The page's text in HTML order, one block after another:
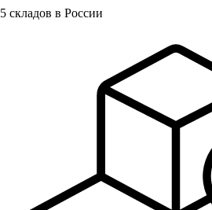
5 складов в России